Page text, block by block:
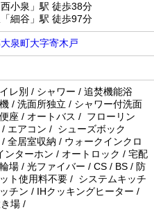
小泉」駅 徒歩38分
細谷」駅 徒歩97分
泉町大字寄木戸
レ別 / シャワー / 追焚機能浴
/ 洗面所独立 / シャワー付洗面
座 / オートバス / フローリン
エアコン / シューズボック
全居室収納 / ウォークインクロ
ンターホン / オートロック / 宅配
場 / 光ファイバー / CS / BS / 防
ト使用料不要 / システムキッチ
チン / IHクッキングヒーター /
場 /